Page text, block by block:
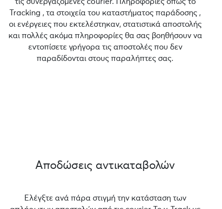
Tracking , τα στοιχεία του καταστήματος παράδοσης ,
οι ενέργειες που εκτελέστηκαν, στατιστικά αποστολής
και πολλές ακόμα πληροφορίες θα σας βοηθήσουν να
εντοπίσετε γρήγορα τις αποστολές που δεν
παραδίδονται στους παραλήπτες σας.
Αποδώσεις αντικαταβολών
Ελέγξτε ανά πάρα στιγμή την κατάσταση των